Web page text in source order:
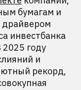
бумагам и
инвестбанка
2025 году
и
рекорд,